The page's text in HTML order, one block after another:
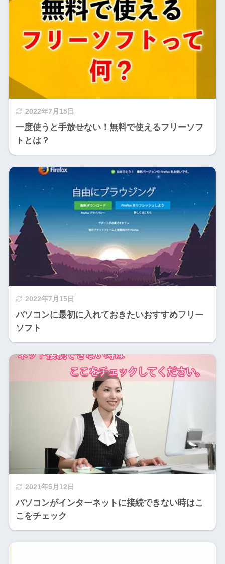
2022年7月15日
一度使うと手放せない！無料で使えるフリーソフ
トとは？
2022年7月15日
パソコンに最初に入れておきたいおすすめフリー
ソフト
2021年5月12日
パソコンがインターネットに接続できない時はこ
こをチェック